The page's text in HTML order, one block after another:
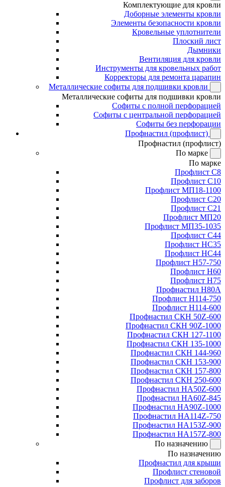
Комплектующие для кровли
Доборные элементы кровли
Элементы безопасности кровли
Кровельные уплотнители
Плоский лист
Дымники
Вентиляция для кровли
Инструменты для кровельных работ
Корректоры для ремонта царапин
Металлические софиты для подшивки кровли
Металлические софиты для подшивки кровли
Софиты с полной перфорацией
Софиты с центральной перфорацией
Софиты без перфорации
Профнастил (профлист)
Профнастил (профлист)
По марке
По марке
Профлист С8
Профлист С10
Профлист МП18-1100
Профлист С20
Профлист С21
Профлист МП20
Профлист МП35-1035
Профлист С44
Профлист НС35
Профлист НС44
Профлист Н57-750
Профлист Н60
Профлист Н75
Профнастил Н80А
Профлист Н114-750
Профлист Н114-600
Профнастил СКН 50Z-600
Профнастил СКН 90Z-1000
Профнастил СКН 127-1100
Профнастил СКН 135-1000
Профнастил СКН 144-960
Профнастил СКН 153-900
Профнастил СКН 157-800
Профнастил СКН 250-600
Профнастил НА50Z-600
Профнастил НА60Z-845
Профнастил НА90Z-1000
Профнастил НА114Z-750
Профнастил НА153Z-900
Профнастил НА157Z-800
По назначению
По назначению
Профнастил для крыши
Профлист стеновой
Профлист для заборов